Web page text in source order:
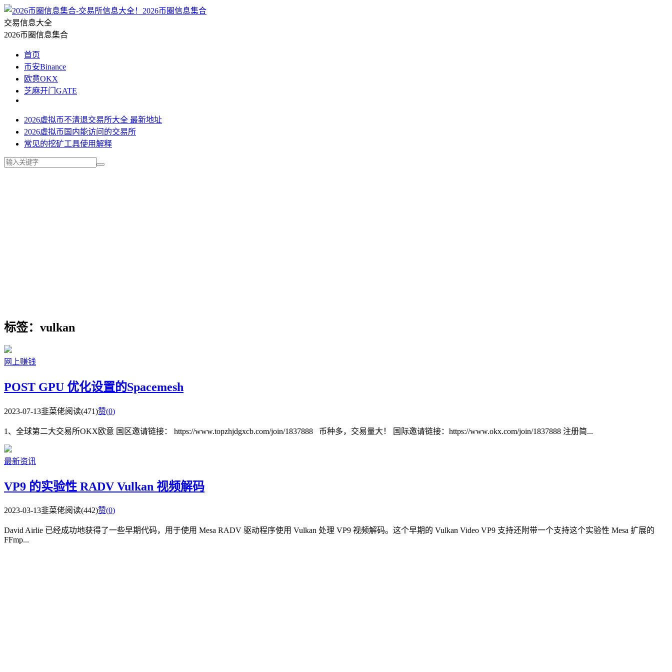
2026币圈信息集合
交易信息大全
2026币圈信息集合
首页
币安Binance
欧意OKX
芝麻开门GATE
2026虚拟币不清退交易所大全 最新地址
2026虚拟币国内能访问的交易所
常见的挖矿工具使用解释
标签：vulkan
网上赚钱
POST GPU 优化设置的Spacemesh
2023-07-13韭菜佬阅读(471)赞(0)
1、全球第二大交易所OKX欧意 国区邀请链接： https://www.topzhjdgxcb.com/join/1837888 币种多，交易量大！ 国际邀请链接：https://www.okx.com/join/1837888 注册简...
最新资讯
VP9 的实验性 RADV Vulkan 视频解码
2023-03-13韭菜佬阅读(442)赞(0)
David Airlie 已经成功地获得了一些早期代码，用于使用 Mesa RADV 驱动程序使用 Vulkan 处理 VP9 视频解码。这个早期的 Vulkan Video VP9 支持还附带一个支持这个实验性 Mesa 扩展的
FFmp...